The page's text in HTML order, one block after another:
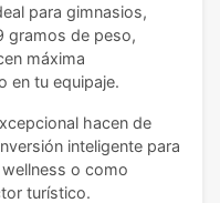
para gimnasios,
gramos de peso,
máxima
en tu equipaje.
hacen de
inteligente para
o como
turístico.